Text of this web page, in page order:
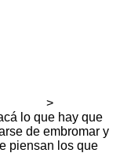
>
lo que hay que
de embromar y
piensan los que